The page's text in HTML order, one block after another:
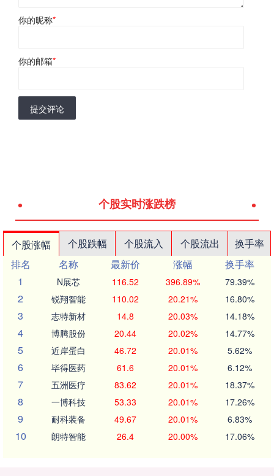
你的昵称*
你的邮箱*
提交评论
个股实时涨跌榜
个股涨幅 个股跌幅 个股流入 个股流出
换手率
排名
名称 最新价 涨幅
换手率
1
N展芯 116.52 396.89% 79.39%
2 锐翔智能 110.02 20.21% 16.80%
3 志特新材 14.8 20.03% 14.18%
4 博腾股份 20.44 20.02% 14.77%
5 近岸蛋白 46.72 20.01% 5.62%
6 毕得医药 61.6 20.01% 6.12%
7 五洲医疗 83.62 20.01% 18.37%
8 一博科技 53.33 20.01% 17.26%
9 耐科装备 49.67 20.01% 6.83%
10 朗特智能 26.4 20.00% 17.06%